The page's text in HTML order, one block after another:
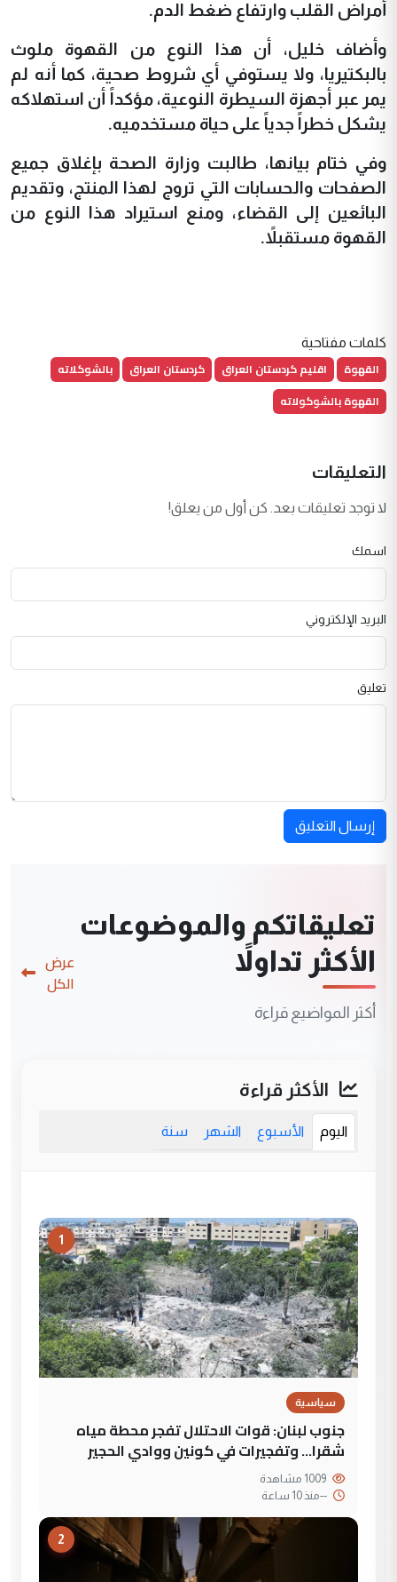
أمراض القلب وارتفاع ضغط الدم.
وأضاف خليل، أن هذا النوع من القهوة ملوث
بالبكتيريا، ولا يستوفي أي شروط صحية، كما أنه لم
يمر عبر أجهزة السيطرة النوعية، مؤكداً أن استهلاكه
يشكل خطراً جدياً على حياة مستخدميه.
وفي ختام بيانها، طالبت وزارة الصحة بإغلاق جميع
الصفحات والحسابات التي تروج لهذا المنتج، وتقديم
البائعين إلى القضاء، ومنع استيراد هذا النوع من
القهوة مستقبلاً.
كلمات مفتاحية
القهوة اقليم كردستان العراق كردستان العراق
بالشوكلاته
القهوة بالشوكولاته
التعليقات
لا توجد تعليقات بعد. كن أول من يعلق!
اسمك
البريد الإلكتروني
تعليق
إرسال التعليق
تعليقاتكم والموضوعات
الأكثر تداولاً
أكثر المواضيع قراءة
عرض
الكل
الأكثر قراءة
اليوم الأسبوع الشهر سنة
1
سياسية
جنوب لبنان: قوات الاحتلال تفجر محطة مياه
شقرا… وتفجيرات في كونين ووادي الحجير
--منذ 10 ساعة
2